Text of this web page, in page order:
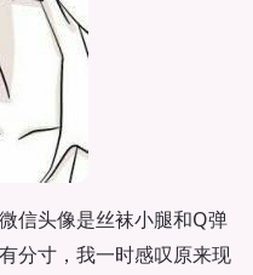
信头像是丝袜小腿和Q弹
分寸，我一时感叹原来现